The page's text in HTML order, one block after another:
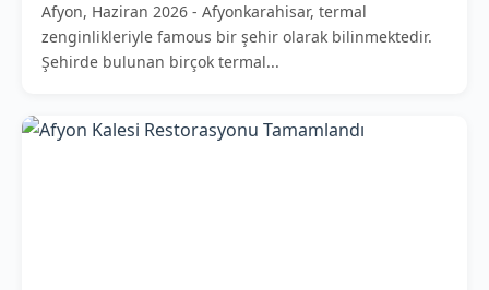
Afyon, Haziran 2026 - Afyonkarahisar, termal
zenginlikleriyle famous bir şehir olarak bilinmektedir.
Şehirde bulunan birçok termal...